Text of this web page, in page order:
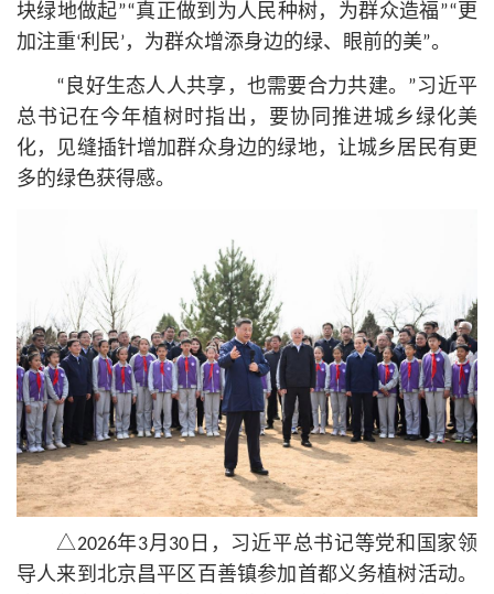
块绿地做起”“真正做到为人民种树，为群众造福”“更
加注重‘利民’，为群众增添身边的绿、眼前的美”。
“良好生态人人共享，也需要合力共建。”习 近平
总书记在今年植树时指出，要协同推进城乡绿化美
化，见缝插针增加群众身边的绿地，让城乡居民有更
多的绿色获得感。
△2026年3月30日，习 近平总书记等党和国家领
导人来到北京昌平区百善镇参加首都义务植树活动。